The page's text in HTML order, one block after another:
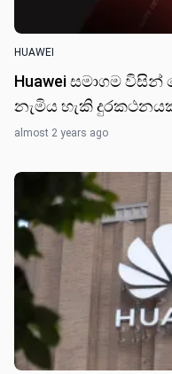
HUAWEI
Huawei සමාගම
නැමිය හැකි
almost 2 years ago